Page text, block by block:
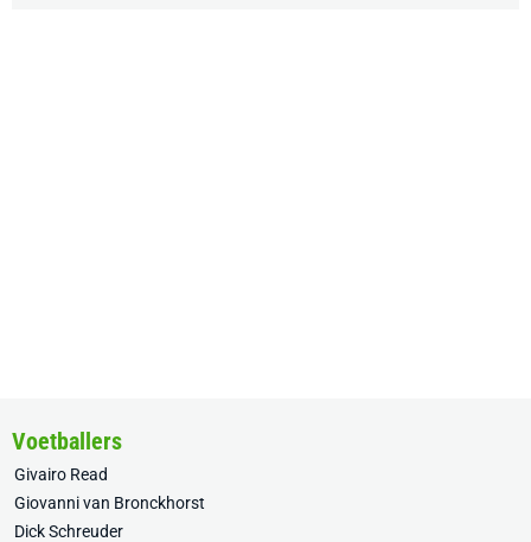
Voetballers
Givairo Read
Giovanni van Bronckhorst
Dick Schreuder